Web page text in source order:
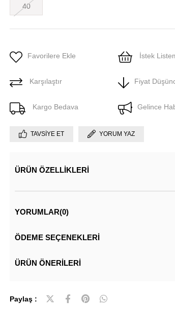
40
Favorilere Ekle İstek
Karşılaştır Fiyat
Kargo Bedava Gelince
TAVSIYE ET YORUM YAZ
ÜRÜN ÖZELLIKLERI
YORUMLAR(0)
ÖDEME SEÇENEKLERI
ÜRÜN ÖNERILERI
Paylaş :